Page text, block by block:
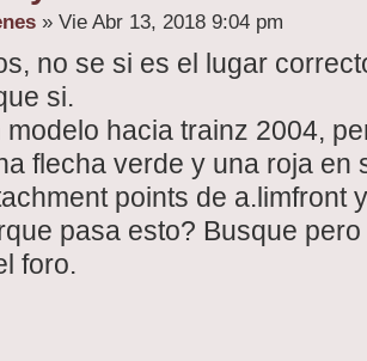
» Vie Abr 13, 2018 9:04 pm
no se si es el lugar
si.
modelo hacia trainz 2004,
flecha verde y una roja en
points de a.limfront
pasa esto? Busque
foro.